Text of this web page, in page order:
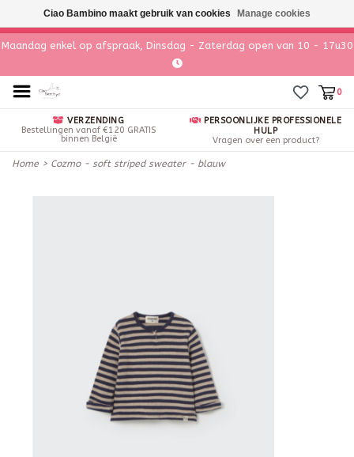
Maandag enkel op afspraak, Dinsdag - Zaterdag open van 10 - 17u30
0
VERZENDING
Bestellingen vanaf €120 GRATIS
binnen België
PERSOONLIJKE PROFESSIONELE
HULP
Vragen over een product?
Home > Cozmo - soft striped sweater - blauw
Ciao Bambino maakt gebruik van cookies Manage cookies